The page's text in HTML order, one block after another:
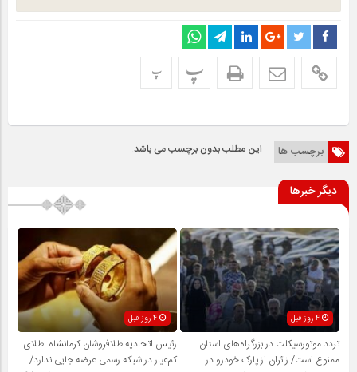
پ پ
برچسب ها این مطلب بدون برچسب می باشد.
دیگر خبرها
4 روز قبل
تردد موتورسیکلت در بزرگراه‌های استان
ممنوع است/ زائران از پارک خودرو در
رئیس اتحادیه طلافروشان کرمانشاه: طلای
کم‌عیار در شبکه رسمی عرضه جایی ندارد/